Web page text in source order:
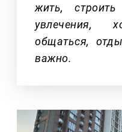
жить,
увлечения,
общаться,
важно.